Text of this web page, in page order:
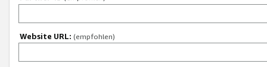
Website URL: (empfohlen)